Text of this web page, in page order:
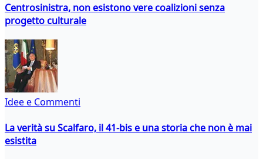
Centrosinistra, non esistono vere coalizioni senza
progetto culturale
Idee e Commenti
La verità su Scalfaro, il 41-bis e una storia che non è mai
esistita